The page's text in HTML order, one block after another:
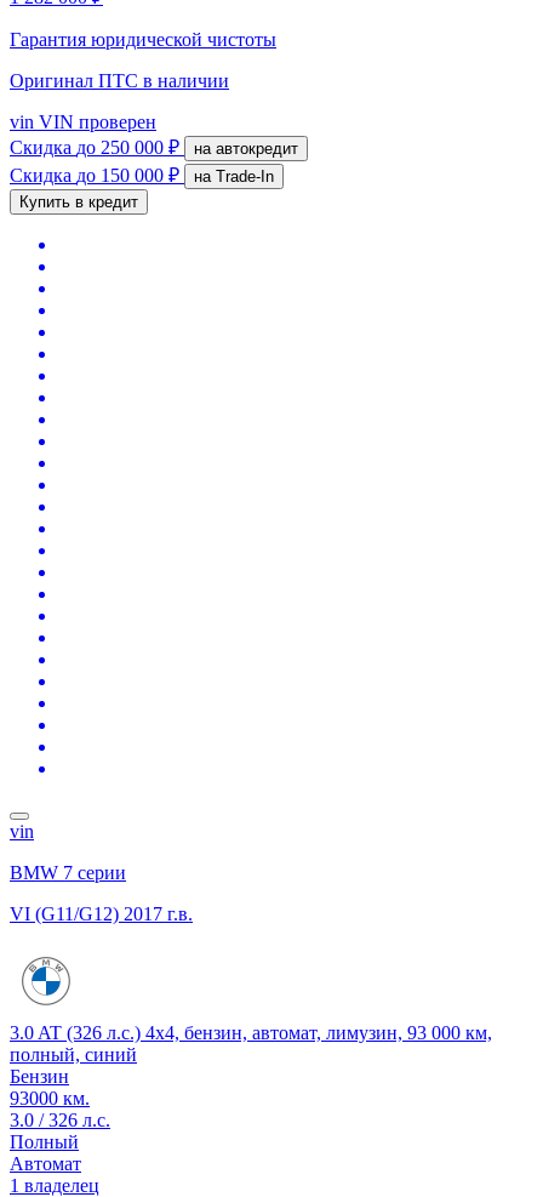
Гарантия юридической чистоты
Оригинал ПТС в наличии
vin VIN проверен
Скидка до 250 000 ₽ на автокредит
Скидка до 150 000 ₽
на Trade-In
Купить в кредит
vin
BMW 7 серии
VI (G11/G12) 2017 г.в.
3.0 AT (326 л.с.) 4x4, бензин, автомат, лимузин, 93 000 км,
полный, синий
Бензин
93000 км.
3.0 / 326 л.с.
Полный
Автомат
1 владелец